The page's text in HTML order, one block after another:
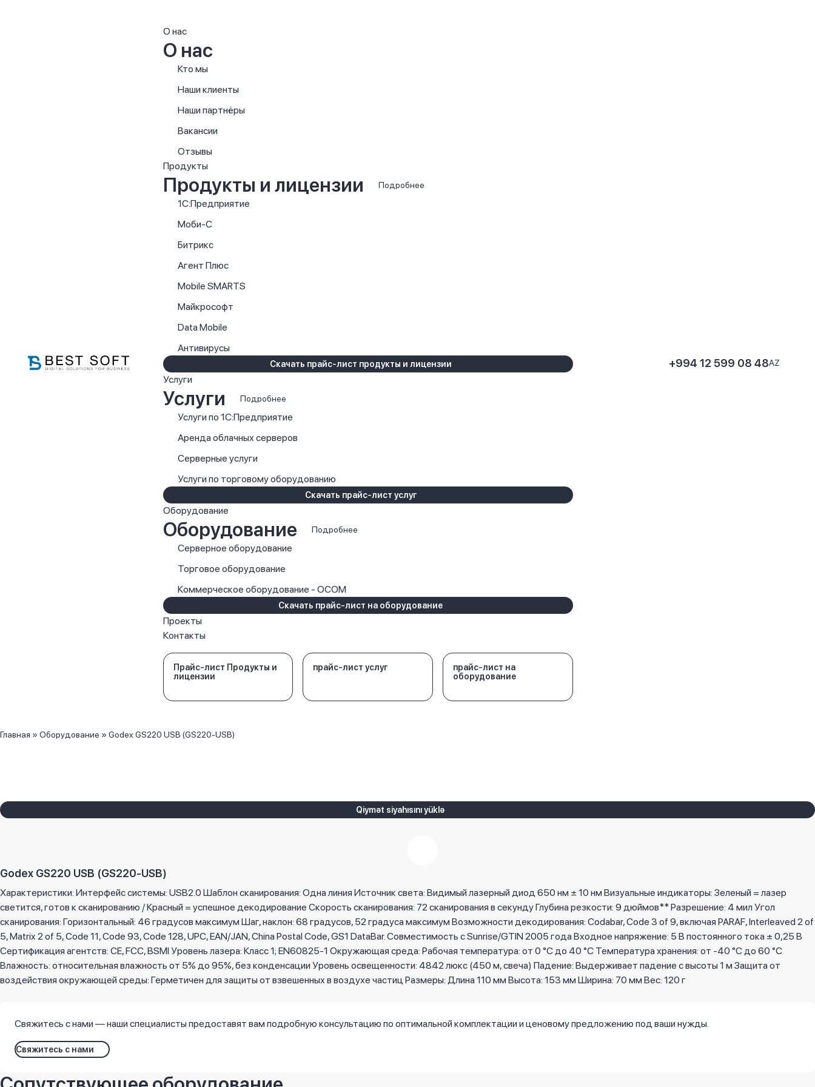
О нас
О нас
Кто мы
Наши клиенты
Наши партнёры
Вакансии
Отзывы
Продукты
Продукты и лицензии Подробнее
1С:Предприятие
Моби-С
Битрикс
Агент Плюс
Mobile SMARTS
Майкрософт
Data Mobile
Антивирусы
Скачать прайс-лист продукты и лицензии
Услуги
Услуги Подробнее
Услуги по 1С:Предприятие
Аренда облачных серверов
Серверные услуги
Услуги по торговому оборудованию
Скачать прайс-лист услуг
Оборудование
Оборудование Подробнее
Серверное оборудование
Торговое оборудование
Коммерческое оборудование - OCOM
Скачать прайс-лист на оборудование
Проекты
Контакты
Прайс-лист Продукты и
лицензии
прайс-лист услуг
прайс-лист на
оборудование
+994 12 599 08 48AZ
Главная » Оборудование » Godex GS220 USB (GS220-USB)
Qiymət siyahısını yüklə
Godex GS220 USB (GS220-USB)
Характеристики: Интерфейс системы: USB2.0 Шаблон сканирования: Одна линия Источник света: Видимый лазерный диод 650 нм ± 10 нм Визуальные индикаторы: Зеленый = лазер
светится, готов к сканированию / Красный = успешное декодирование Скорость сканирования: 72 сканирования в секунду Глубина резкости: 9 дюймов** Разрешение: 4 мил Угол
сканирования: Горизонтальный: 46 градусов максимум Шаг, наклон: 68 градусов, 52 градуса максимум Возможности декодирования: Codabar, Code 3 of 9, включая PARAF, Interleaved 2 of
5, Matrix 2 of 5, Code 11, Code 93, Code 128, UPC, EAN/JAN, China Postal Code, GS1 DataBar. Совместимость с Sunrise/GTIN 2005 года Входное напряжение: 5 В постоянного тока ± 0,25 В
Сертификация агентств: CE, FCC, BSMI Уровень лазера: Класс 1; EN60825-1 Окружающая среда: Рабочая температура: от 0 °C до 40 °C Температура хранения: от -40 °C до 60 °C
Влажность: относительная влажность от 5% до 95%, без конденсации Уровень освещенности: 4842 люкс (450 м, свеча) Падение: Выдерживает падение с высоты 1 м Защита от
воздействия окружающей среды: Герметичен для защиты от взвешенных в воздухе частиц Размеры: Длина 110 мм Высота: 153 мм Ширина: 70 мм Вес: 120 г
Свяжитесь с нами — наши специалисты предоставят вам подробную консультацию по оптимальной комплектации и ценовому предложению под ваши нужды.
Свяжитесь с нами